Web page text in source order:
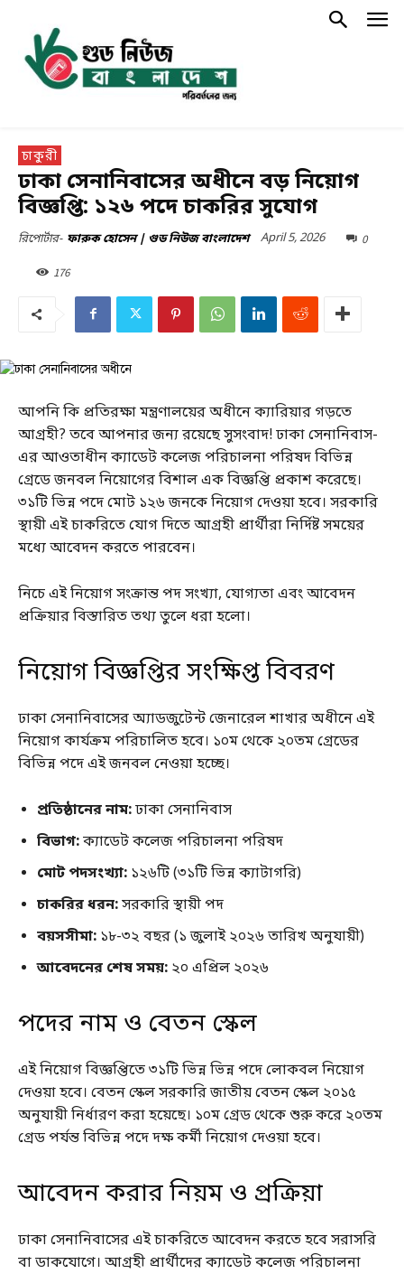
চাকুরী
ঢাকা সেনানিবাসের অধীনে বড় নিয়োগ
বিজ্ঞপ্তি: ১২৬ পদে চাকরির সুযোগ
রিপোর্টার- ফারুক হোসেন | গুড নিউজ বাংলাদেশ April 5, 2026 0
176
আপনি কি প্রতিরক্ষা মন্ত্রণালয়ের অধীনে ক্যারিয়ার গড়তে
আগ্রহী? তবে আপনার জন্য রয়েছে সুসংবাদ! ঢাকা সেনানিবাস-
এর আওতাধীন ক্যাডেট কলেজ পরিচালনা পরিষদ বিভিন্ন
গ্রেডে জনবল নিয়োগের বিশাল এক বিজ্ঞপ্তি প্রকাশ করেছে।
৩১টি ভিন্ন পদে মোট ১২৬ জনকে নিয়োগ দেওয়া হবে। সরকারি
স্থায়ী এই চাকরিতে যোগ দিতে আগ্রহী প্রার্থীরা নির্দিষ্ট সময়ের
মধ্যে আবেদন করতে পারবেন।
নিচে এই নিয়োগ সংক্রান্ত পদ সংখ্যা, যোগ্যতা এবং আবেদন
প্রক্রিয়ার বিস্তারিত তথ্য তুলে ধরা হলো।
নিয়োগ বিজ্ঞপ্তির সংক্ষিপ্ত বিবরণ
ঢাকা সেনানিবাসের অ্যাডজুটেন্ট জেনারেল শাখার অধীনে এই
নিয়োগ কার্যক্রম পরিচালিত হবে। ১০ম থেকে ২০তম গ্রেডের
বিভিন্ন পদে এই জনবল নেওয়া হচ্ছে।
প্রতিষ্ঠানের নাম:ঢাকা সেনানিবাস
বিভাগ:ক্যাডেট কলেজ পরিচালনা পরিষদ
মোট পদসংখ্যা: ১২৬টি (৩১টি ভিন্ন ক্যাটাগরি)
চাকরির ধরন:সরকারি স্থায়ী পদ
বয়সসীমা: ১৮-৩২ বছর (১ জুলাই ২০২৬ তারিখ অনুযায়ী)
আবেদনের শেষ সময়: ২০ এপ্রিল ২০২৬
পদের নাম ও বেতন স্কেল
এই নিয়োগ বিজ্ঞপ্তিতে ৩১টি ভিন্ন ভিন্ন পদে লোকবল নিয়োগ
দেওয়া হবে। বেতন স্কেল সরকারি জাতীয় বেতন স্কেল ২০১৫
অনুযায়ী নির্ধারণ করা হয়েছে। ১০ম গ্রেড থেকে শুরু করে ২০তম
গ্রেড পর্যন্ত বিভিন্ন পদে দক্ষ কর্মী নিয়োগ দেওয়া হবে।
আবেদন করার নিয়ম ও প্রক্রিয়া
ঢাকা সেনানিবাসের এই চাকরিতে আবেদন করতে হবে সরাসরি
বা ডাকযোগে। আগ্রহী প্রার্থীদের ক্যাডেট কলেজ পরিচালনা